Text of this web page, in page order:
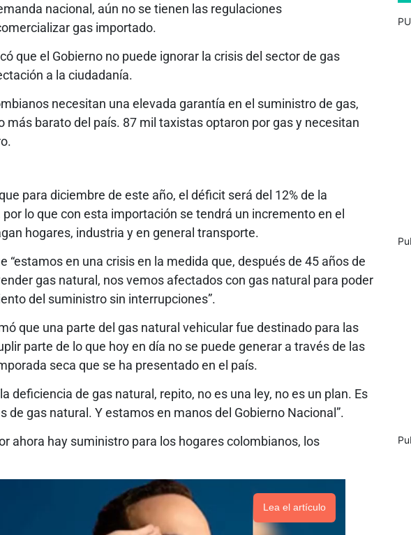
nacional, aún no se tienen las regulaciones
gas importado.
que el Gobierno no puede ignorar la crisis del sector de gas
a la ciudadanía.
necesitan una elevada garantía en el suministro de gas,
más barato del país. 87 mil taxistas optaron por gas y necesitan
para diciembre de este año, el déficit será del 12% de la
lo que con esta importación se tendrá un incremento en el
hogares, industria y en general transporte.
“estamos en una crisis en la medida que, después de 45 años de
gas natural, nos vemos afectados con gas natural para poder
del suministro sin interrupciones”.
que una parte del gas natural vehicular fue destinado para las
parte de lo que hoy en día no se puede generar a través de las
seca que se ha presentado en el país.
deficiencia de gas natural, repito, no es una ley, no es un plan. Es
de gas natural. Y estamos en manos del Gobierno Nacional”.
ahora hay suministro para los hogares colombianos, los
Lea el artículo